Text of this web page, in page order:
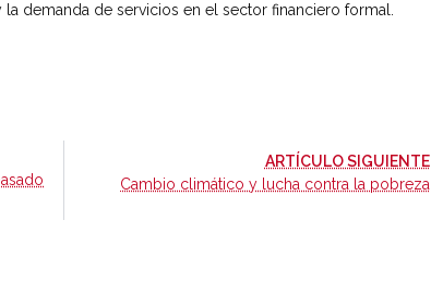
demanda de servicios en el sector financiero formal.
ARTÍCULO SIGUIENTE-
Cambio climático y lucha contra la pobreza